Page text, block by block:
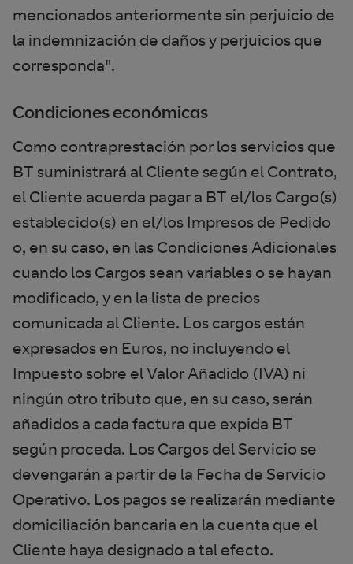
mencionados anteriormente sin perjuicio de
la indemnización de daños y perjuicios que
corresponda".
Condiciones económicas
Como contraprestación por los servicios que
BT suministrará al Cliente según el Contrato,
el Cliente acuerda pagar a BT el/los Cargo(s)
establecido(s) en el/los Impresos de Pedido
o, en su caso, en las Condiciones Adicionales
cuando los Cargos sean variables o se hayan
modificado, y en la lista de precios
comunicada al Cliente. Los cargos están
expresados en Euros, no incluyendo el
Impuesto sobre el Valor Añadido (IVA) ni
ningún otro tributo que, en su caso, serán
añadidos a cada factura que expida BT
según proceda. Los Cargos del Servicio se
devengarán a partir de la Fecha de Servicio
Operativo. Los pagos se realizarán mediante
domiciliación bancaria en la cuenta que el
Cliente haya designado a tal efecto.